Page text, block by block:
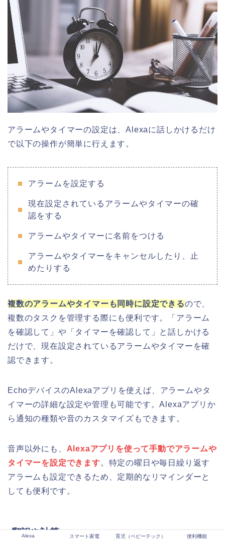
アラームやタイマーの設定は、Alexaに話しかけるだけ
で以下の操作が簡単に行えます。
アラームを設定する
現在設定されているアラームやタイマーの確
認をする
アラームやタイマーに名前をつける
アラームやタイマーをキャンセルしたり、止
めたりする
複数のアラームやタイマーも同時に設定できるので、
複数のタスクを管理する際にも便利です。「アラーム
を確認して」や「タイマーを確認して」と話しかける
だけで、現在設定されているアラームやタイマーを確
認できます。
EchoデバイスのAlexaアプリを使えば、アラームやタ
イマーの詳細な設定や管理も可能です。Alexaアプリか
ら通知の種類や音のカスタマイズもできます。
音声以外にも、 Alexaアプリを使って手動でアラームや
タイマーを設定できます。特定の曜日や毎日繰り返す
アラームも設定できるため、定期的なリマインダーと
しても便利です。
翻訳や計算
Alexa スマート家電 育児（ベビーテック） 便利機能